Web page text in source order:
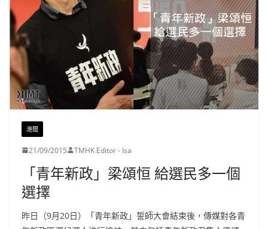
港聞
21/09/2015 TMHK Editor - Isa
「青年新政」梁頌恒 給選民多一個
選擇
昨日（9月20日）「青年新政」誓師大會結束後，傳媒對各青